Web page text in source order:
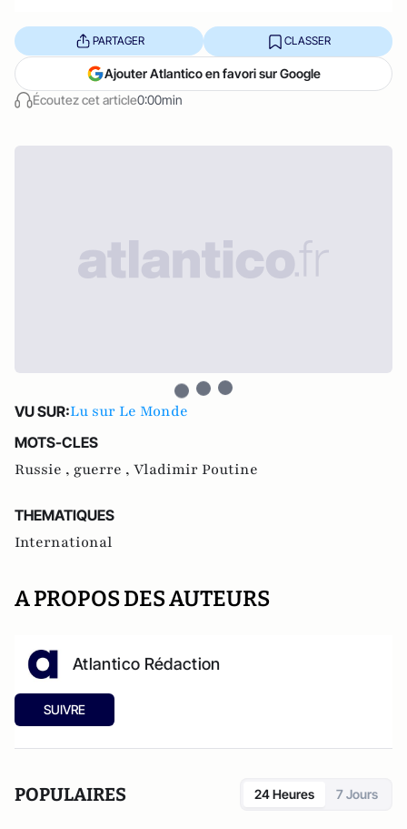
Écoutez cet article0:00min
PARTAGER CLASSER
Ajouter Atlantico en favori sur Google
VU SUR:Lu sur Le Monde
MOTS-CLES
Russie , guerre , Vladimir Poutine
THEMATIQUES
International
A PROPOS DES AUTEURS
Atlantico Rédaction
SUIVRE
POPULAIRES 24 Heures 7 Jours